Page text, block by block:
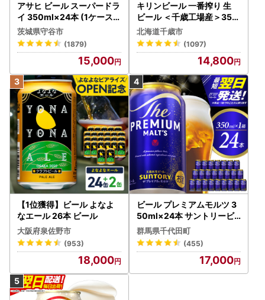
アサヒ ビール スーパードラ
イ 350ml×24本 (1ケース)
究極の辛口 ＜茨城工場＞ 缶
ビール Asahi superDRY お
酒
茨城県守谷市
(1879)
15,000
キリンビール 一番搾り 生
ビール ＜千歳工場産＞350
ml（24本）
北海道千歳市
(1097)
14,800
【1位獲得】ビール よなよ
なエール 26本 ビール
大阪府泉佐野市
(953)
18,000
ビール プレミアムモルツ 3
50ml×24本 サントリービ
ール
群馬県千代田町
(455)
17,000